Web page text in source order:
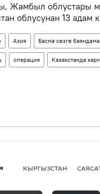
Жамбыл облустары
облусунан 13 адам
Азия Басма сөзгө баяндама
операция Казакстанда
КЫРГЫЗСТАН